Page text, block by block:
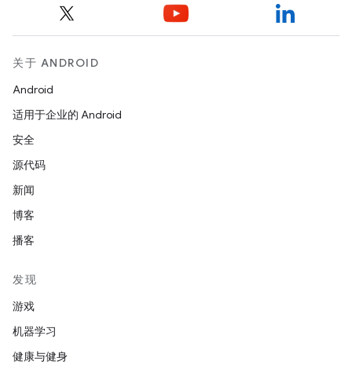
关于 ANDROID
Android
适用于企业的 Android
安全
源代码
新闻
博客
播客
发现
游戏
机器学习
健康与健身